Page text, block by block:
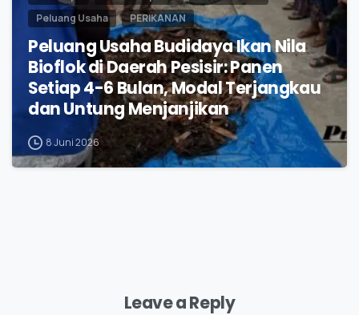
Peluang Usaha
PERIKANAN
Peluang Usaha Budidaya Ikan Nila
Bioflok di Daerah Pesisir: Panen
Setiap 4-6 Bulan, Modal Terjangkau
dan Untung Menjanjikan
8 Juni 2026
Leave a Reply